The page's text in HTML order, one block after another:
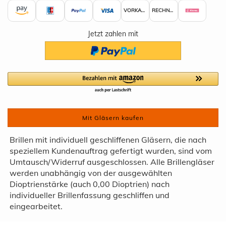
VORKASSE RECHNUNG
Jetzt zahlen mit
Mit Gläsern kaufen
Brillen mit individuell geschliffenen Gläsern, die nach
speziellem Kundenauftrag gefertigt wurden, sind vom
Umtausch/Widerruf ausgeschlossen. Alle Brillengläser
werden unabhängig von der ausgewählten
Dioptrienstärke (auch 0,00 Dioptrien) nach
individueller Brillenfassung geschliffen und
eingearbeitet.